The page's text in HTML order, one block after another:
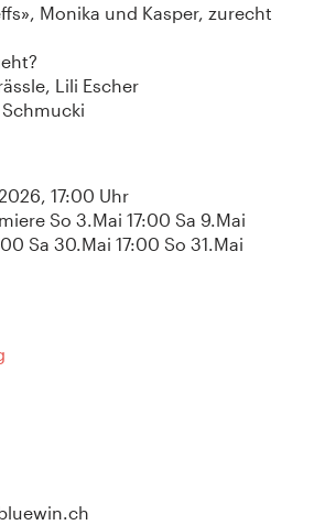
Monika und Kasper, zurecht
Lili Escher
17:00 Uhr
So 3.Mai 17:00 Sa 9.Mai
Sa 30.Mai 17:00 So 31.Mai